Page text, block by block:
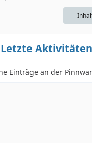
Letzte Aktivitäten
Einträge an der